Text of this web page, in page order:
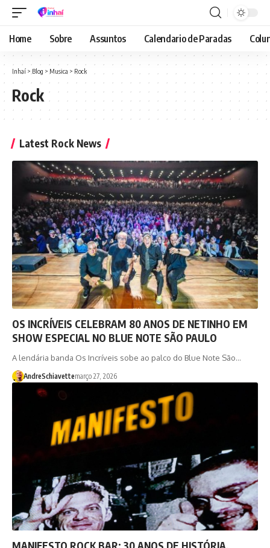
Home Sobre Assuntos Calendario de Paradas
Inhaí > Blog > Musica > Rock
Rock
Latest Rock News
OS INCRÍVEIS CELEBRAM 80 ANOS DE NETINHO EM
SHOW ESPECIAL NO BLUE NOTE SÃO PAULO
A lendária banda Os Incríveis sobe ao palco do Blue Note São…
AndreSchiavettemarço 27, 2026
MANIFESTO ROCK BAR: 30 ANOS DE HISTÓRIA,